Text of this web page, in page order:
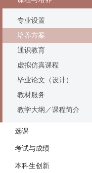
专业设置
培养方案
通识教育
虚拟仿真课程
毕业论文（设计）
教材服务
教学大纲／课程简介
选课
考试与成绩
本科生创新